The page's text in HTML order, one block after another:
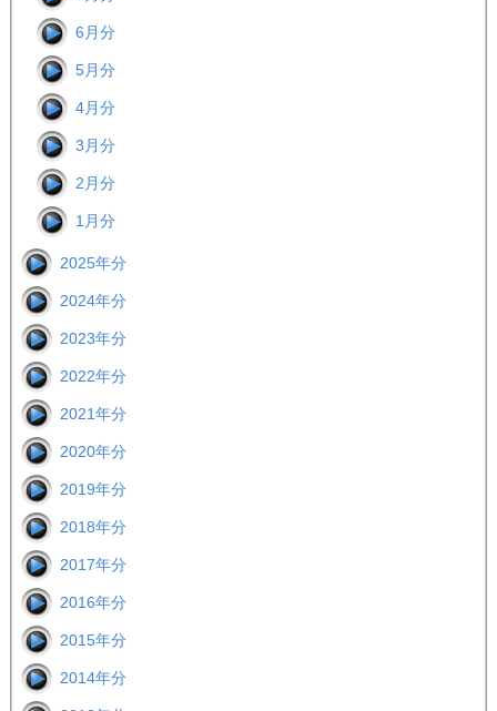
6月分
5月分
4月分
3月分
2月分
1月分
2025年分
2024年分
2023年分
2022年分
2021年分
2020年分
2019年分
2018年分
2017年分
2016年分
2015年分
2014年分